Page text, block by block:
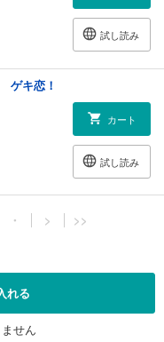
試し読み
ゲキ恋！
カート
試し読み
・ > >>
れる
せん